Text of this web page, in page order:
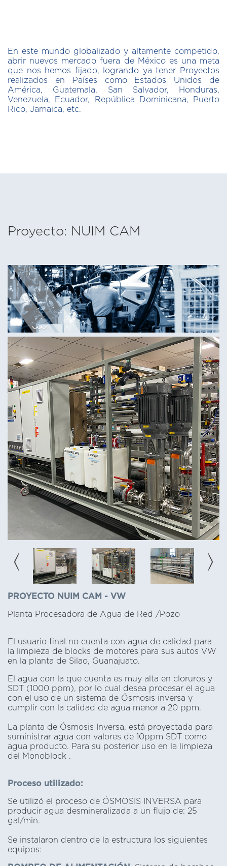
En este mundo globalizado y altamente competido,
abrir nuevos mercado fuera de México es una meta
que nos hemos fijado, logrando ya tener Proyectos
realizados en Países como Estados Unidos de
América, Guatemala, San Salvador, Honduras,
Venezuela, Ecuador, República Dominicana, Puerto
Rico, Jamaica, etc.
Proyecto: NUIM CAM
PROYECTO NUIM CAM - VW
Planta Procesadora de Agua de Red /Pozo
El usuario final no cuenta con agua de calidad para
la limpieza de blocks de motores para sus autos VW
en la planta de Silao, Guanajuato.
El agua con la que cuenta es muy alta en cloruros y
SDT (1000 ppm), por lo cual desea procesar el agua
con el uso de un sistema de Ósmosis inversa y
cumplir con la calidad de agua menor a 20 ppm.
La planta de Ósmosis Inversa, está proyectada para
suministrar agua con valores de 10ppm SDT como
agua producto. Para su posterior uso en la limpieza
del Monoblock .
Proceso utilizado:
Se utilizó el proceso de ÓSMOSIS INVERSA para
producir agua desmineralizada a un flujo de: 25
gal/min.
Se instalaron dentro de la estructura los siguientes
equipos: